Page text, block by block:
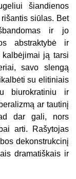
šiandienos
siūlas. Bet
ir jo
abstraktybė ir
ją tarsi
savo slengą
su elitiniais
biurokratiniu ir
ar tautinį
dar gali, nors
arti. Rašytojas
dekonstrukcinį
dramatiškais ir